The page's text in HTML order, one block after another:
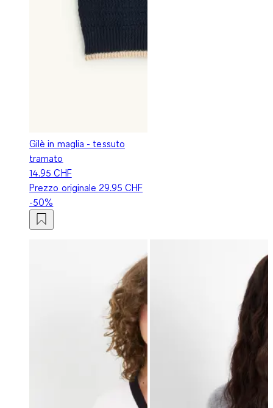
Gilè in maglia - tessuto
tramato
14.95 CHF
Prezzo originale 29.95 CHF
-50%